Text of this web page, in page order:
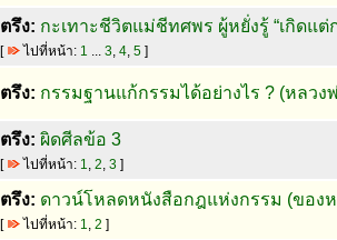
ตรึง: กะเทาะชีวิตแม่ชีทศพร ผู้หยั่งรู้ “เกิดแต่
[ ไปที่หน้า: 1 ... 3, 4, 5]
ตรึง: กรรมฐานแก้กรรมได้อย่างไร ? (หลวง
ตรึง: ผิดศีลข้อ 3
[ ไปที่หน้า: 1, 2, 3 ]
ตรึง: ดาวน์โหลดหนังสือกฎแห่งกรรม (ของ
[ ไปที่หน้า: 1, 2 ]